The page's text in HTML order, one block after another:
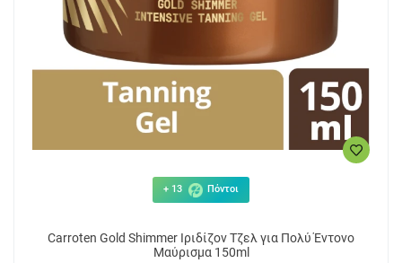
+ 13 Πόντοι
Carroten Gold Shimmer Ιριδίζον Τζελ για Πολύ Έντονο
Μαύρισμα 150ml